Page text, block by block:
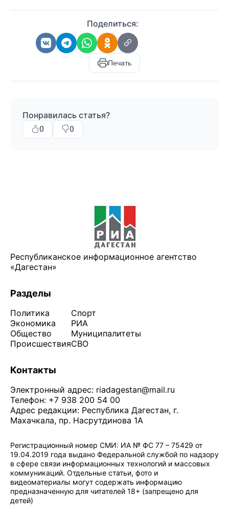
Поделиться:
Печать
Понравилась статья?
0 0
Республиканское информационное агентство
«Дагестан»
Разделы
Политика
Экономика
Общество
Происшествия
Спорт
РИА
Муниципалитеты
СВО
Контакты
Электронный адрес: riadagestan@mail.ru
Телефон: +7 938 200 54 00
Адрес редакции: Республика Дагестан, г.
Махачкала, пр. Насрутдинова 1А
Регистрационный номер СМИ: ИА № ФС 77 – 75429 от
19.04.2019 года выдано Федеральной службой по надзору
в сфере связи информационных технологий и массовых
коммуникаций. Отдельные статьи, фото и
видеоматериалы могут содержать информацию
предназначенную для читателей 18+ (запрещено для
детей)